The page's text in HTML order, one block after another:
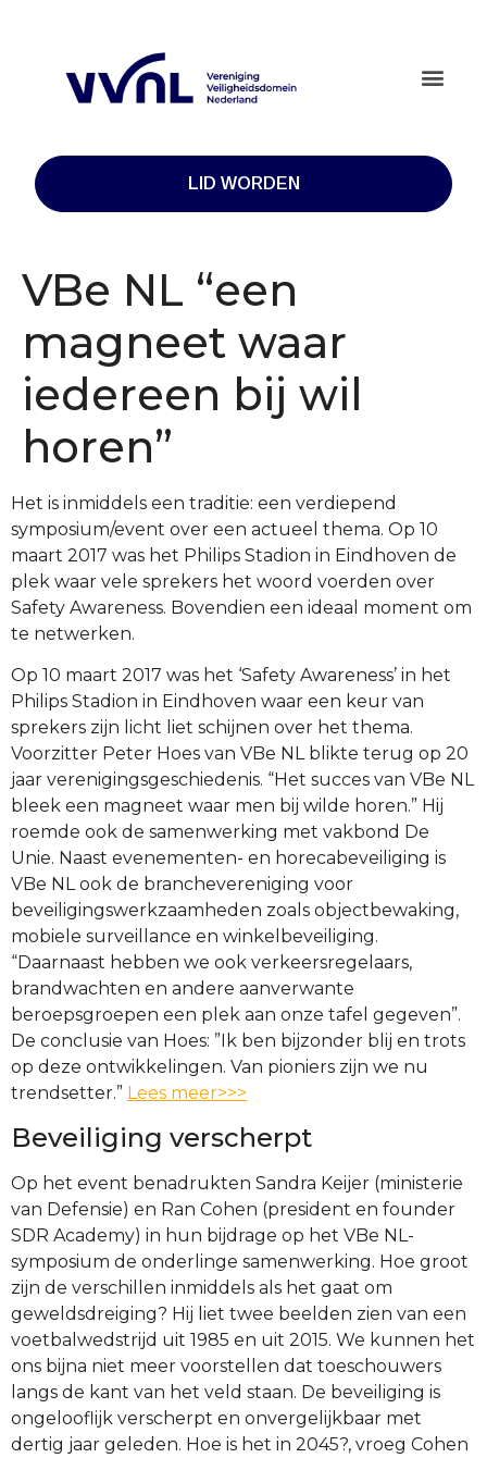
LID WORDEN
VBe NL “een
magneet waar
iedereen bij wil
horen”
Het is inmiddels een traditie: een verdiepend
symposium/event over een actueel thema. Op 10
maart 2017 was het Philips Stadion in Eindhoven de
plek waar vele sprekers het woord voerden over
Safety Awareness. Bovendien een ideaal moment om
te netwerken.
Op 10 maart 2017 was het ‘Safety Awareness’ in het
Philips Stadion in Eindhoven waar een keur van
sprekers zijn licht liet schijnen over het thema.
Voorzitter Peter Hoes van VBe NL blikte terug op 20
jaar verenigingsgeschiedenis. “Het succes van VBe NL
bleek een magneet waar men bij wilde horen.” Hij
roemde ook de samenwerking met vakbond De
Unie. Naast evenementen- en horecabeveiliging is
VBe NL ook de branchevereniging voor
beveiligingswerkzaamheden zoals objectbewaking,
mobiele surveillance en winkelbeveiliging.
“Daarnaast hebben we ook verkeersregelaars,
brandwachten en andere aanverwante
beroepsgroepen een plek aan onze tafel gegeven”.
De conclusie van Hoes: ”Ik ben bijzonder blij en trots
op deze ontwikkelingen. Van pioniers zijn we nu
trendsetter.” Lees meer>>>
Beveiliging verscherpt
Op het event benadrukten Sandra Keijer (ministerie
van Defensie) en Ran Cohen (president en founder
SDR Academy) in hun bijdrage op het VBe NL-
symposium de onderlinge samenwerking. Hoe groot
zijn de verschillen inmiddels als het gaat om
geweldsdreiging? Hij liet twee beelden zien van een
voetbalwedstrijd uit 1985 en uit 2015. We kunnen het
ons bijna niet meer voorstellen dat toeschouwers
langs de kant van het veld staan. De beveiliging is
ongelooflijk verscherpt en onvergelijkbaar met
dertig jaar geleden. Hoe is het in 2045?, vroeg Cohen